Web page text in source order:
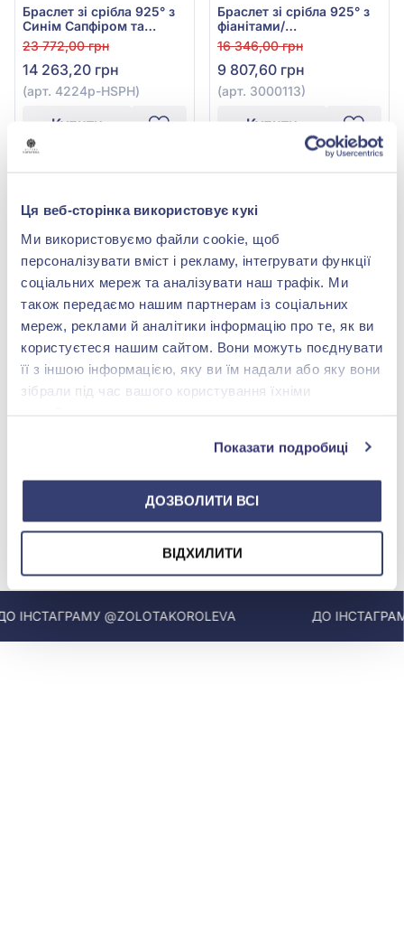
Ця веб-сторінка використовує кукі
Ми використовуємо файли cookie, щоб
персоналізувати вміст і рекламу, інтегрувати функції
соціальних мереж та аналізувати наш трафік. Ми
також передаємо нашим партнерам із соціальних
мереж, реклами й аналітики інформацію про те, як ви
користуєтеся нашим сайтом. Вони можуть поєднувати
її з іншою інформацією, яку ви їм надали або яку вони
зібрали під час вашого користування їхніми
Показати подробиці
ДОЗВОЛИТИ ВСІ
ВІДХИЛИТИ
Браслет зі срібла 925° з
Синім Сапфіром та
Фіанітом, арт. 4224р-
HSPH
23 772,00 грн
14 263,20 грн
(арт. 4224р-HSPH)
Купити
Браслет зі срібла 925° з
фіанітами/
куб.цирконієм, арт.
3000113
16 346,00 грн
9 807,60 грн
(арт. 3000113)
Купити
Браслет із срібла 925° з
фіанітом/куб.цирконієм,
арт. Б2Ф/1050
2 842,00 грн
МИ У INSTAGRAM
@ZOLOTAKOROLEVA ДО ІНСТАГРАМУ